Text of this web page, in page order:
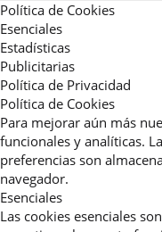
Política de Cookies
Esenciales
Estadísticas
Publicitarias
Política de Privacidad
Política de Cookies
Para mejorar aún más
funcionales y analíticas.
preferencias son
navegador.
Esenciales
Las cookies esenciales